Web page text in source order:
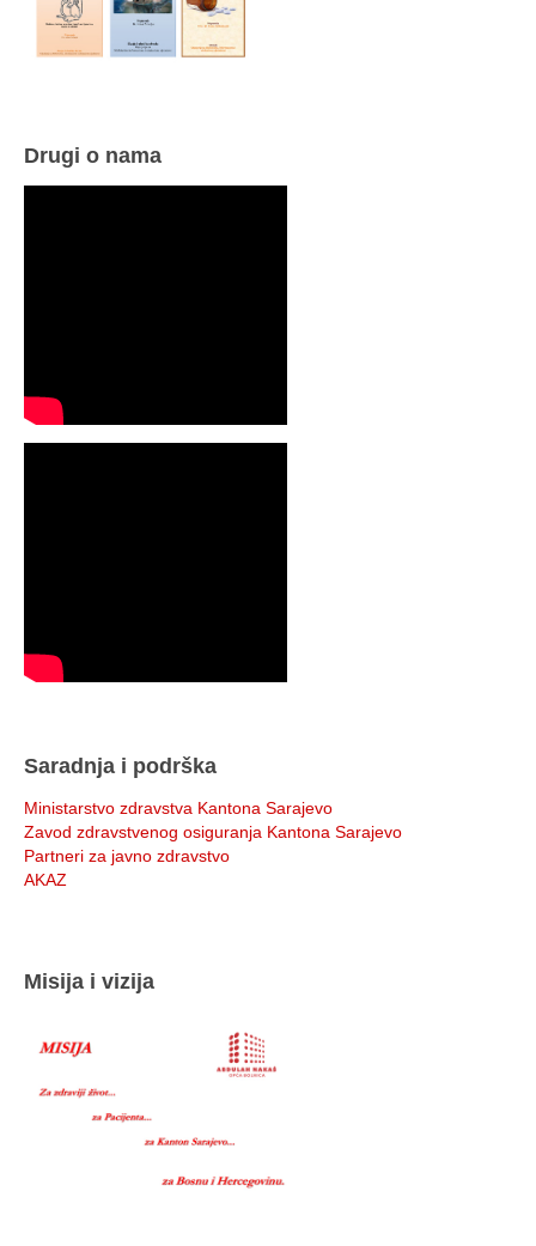
Drugi o nama
Saradnja i podrška
Ministarstvo zdravstva Kantona Sarajevo
Zavod zdravstvenog osiguranja Kantona Sarajevo
Partneri za javno zdravstvo
AKAZ
Misija i vizija